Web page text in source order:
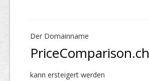
Der Domainname
PriceComparison.ch
kann ersteigert werden